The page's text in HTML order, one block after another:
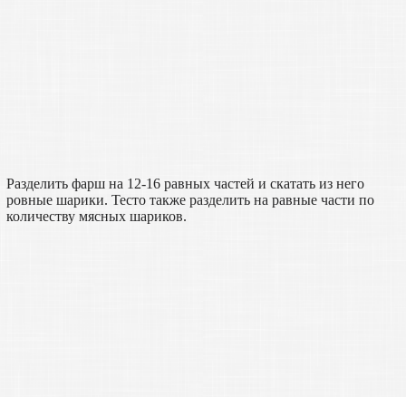
Разделить фарш на 12-16 равных частей и скатать из него
ровные шарики. Тесто также разделить на равные части по
количеству мясных шариков.